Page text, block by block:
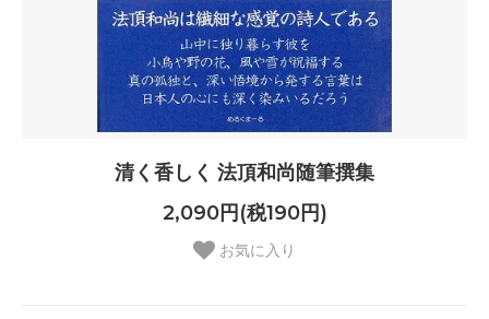
清く香しく 法頂和尚随筆撰集
2,090円(税190円)
お気に入り